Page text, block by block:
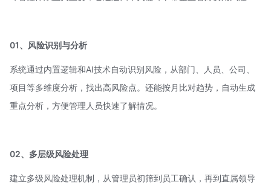
01、风险识别与分析
系统通过内置逻辑和AI技术自动识别风险，从部门、人员、公司、
项目等多维度分析，找出高风险点。还能按月比对趋势，自动生成
重点分析，方便管理人员快速了解情况。
02、多层级风险处理
建立多级风险处理机制，从管理员初筛到员工确认，再到直属领导